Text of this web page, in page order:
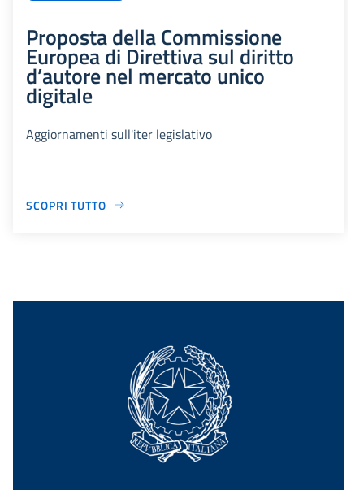
Proposta della Commissione
Europea di Direttiva sul diritto
d’autore nel mercato unico
digitale
Aggiornamenti sull'iter legislativo
SCOPRI TUTTO